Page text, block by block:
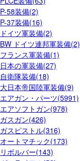
P-58装備(2)
P-37装備(16)
ドイツ軍装備(2)
BW ドイツ連邦軍装備(2)
フランス軍装備(1)
日本の軍装備(27)
自衛隊装備(18)
大日本帝国陸軍装備(9)
エアガン・パーツ(5991)
エアソフトガン(978)
ガスガン(426)
ガスピストル(316)
オートマチック(173)
リボルバー(143)